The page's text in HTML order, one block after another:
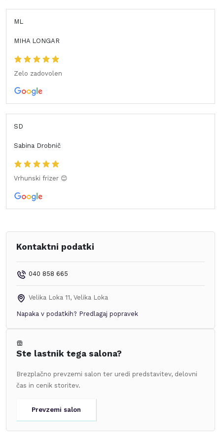
ML
MIHA LONGAR
Zelo zadovolen
SD
Sabina Drobnič
Vrhunski frizer 😊
Kontaktni podatki
040 858 665
Velika Loka 11, Velika Loka
Napaka v podatkih? Predlagaj popravek
Ste lastnik tega salona?
Brezplačno prevzemi salon ter uredi predstavitev, delovni
čas in cenik storitev.
Prevzemi salon